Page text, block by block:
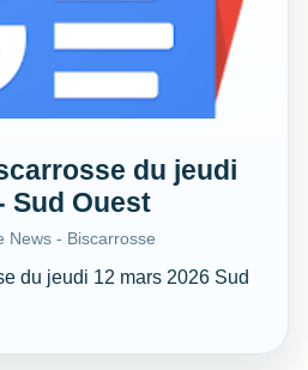
du jeudi
Sud Ouest
News - Biscarrosse
du jeudi 12 mars 2026 Sud